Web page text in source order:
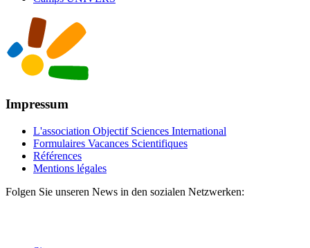
Impressum
L'association Objectif Sciences International
Formulaires Vacances Scientifiques
Références
Mentions légales
Folgen Sie unseren News in den sozialen Netzwerken: